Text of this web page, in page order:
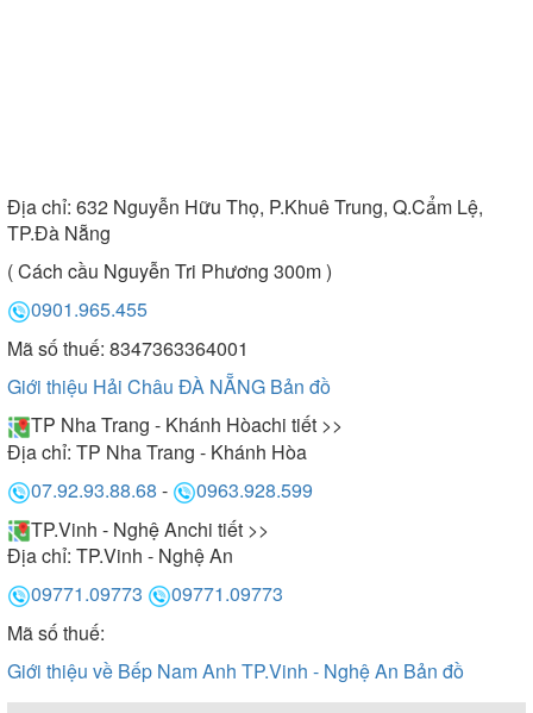
Địa chỉ: 632 Nguyễn Hữu Thọ, P.Khuê Trung, Q.Cẩm Lệ,
TP.Đà Nẵng
( Cách cầu Nguyễn Tri Phương 300m )
0901.965.455
Mã số thuế: 8347363364001
Giới thiệu Hải Châu ĐÀ NẴNG Bản đồ
TP Nha Trang - Khánh Hòachi tiết >>
Địa chỉ: TP Nha Trang - Khánh Hòa
07.92.93.88.68 -
0963.928.599
TP.Vinh - Nghệ Anchi tiết >>
Địa chỉ: TP.Vinh - Nghệ An
09771.09773
09771.09773
Mã số thuế:
Giới thiệu về Bếp Nam Anh TP.Vinh - Nghệ An Bản đồ